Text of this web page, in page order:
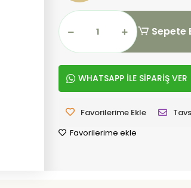
Sepete
WHATSAPP İLE SİPARİŞ VER
Favorilerime Ekle
Favorilerime ekle